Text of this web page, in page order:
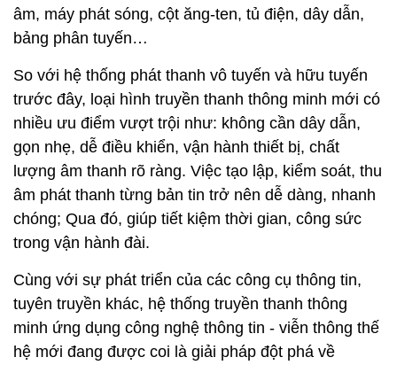
âm, máy phát sóng, cột ăng-ten, tủ điện, dây dẫn,
bảng phân tuyến…
So với hệ thống phát thanh vô tuyến và hữu tuyến
trước đây, loại hình truyền thanh thông minh mới có
nhiều ưu điểm vượt trội như: không cần dây dẫn,
gọn nhẹ, dễ điều khiển, vận hành thiết bị, chất
lượng âm thanh rõ ràng. Việc tạo lập, kiểm soát, thu
âm phát thanh từng bản tin trở nên dễ dàng, nhanh
chóng; Qua đó, giúp tiết kiệm thời gian, công sức
trong vận hành đài.
Cùng với sự phát triển của các công cụ thông tin,
tuyên truyền khác, hệ thống truyền thanh thông
minh ứng dụng công nghệ thông tin - viễn thông thế
hệ mới đang được coi là giải pháp đột phá về